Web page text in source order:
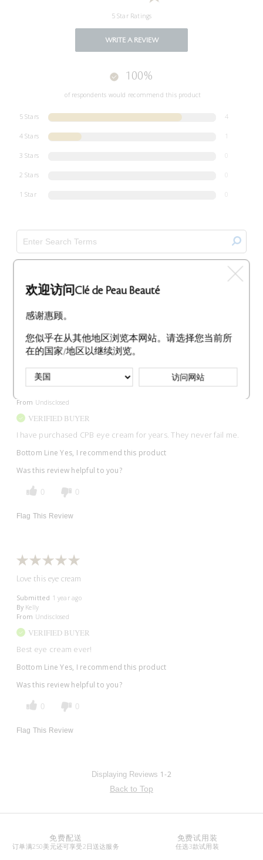
5 Star Ratings
WRITE A REVIEW
100%
of respondents would recommend this product
5 Stars 4
4 Stars 1
3 Stars
2 Stars
1 Star
Submitted
From Undisclosed
VERIFIED BUYER
I have purchased CPB eye cream for years. They never fail me.
Bottom Line Yes, I recommend this product
Was this review helpful to you?
0 0
Flag This Review
Love this eye cream
Submitted 1 year ago
By Kelly
From Undisclosed
VERIFIED BUYER
Best eye cream ever!
Bottom Line Yes, I recommend this product
Was this review helpful to you?
0 0
Flag This Review
Displaying Reviews 1-2
Back to Top
免费配送
订单满250美元还可享受2日送达服务
免费试用装
任选3款试用装
欢迎访问Clé de Peau Beauté
感谢惠顾。
您似乎在从其他地区浏览本网站。请选择您当前所
在的国家/地区以继续浏览。
访问网站